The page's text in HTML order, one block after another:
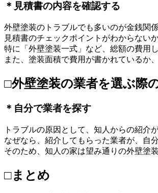
＊見積書の内容を確認する
外壁塗装のトラブルでも多いのが金銭関係
見積書のチェックポイントがわからない
特に「外壁塗装一式」など、総額の費用
また、塗装面積で費用が書かれているか
□外壁塗装の業者を選ぶ際
＊自分で業者を探す
トラブルの原因として、知人からの紹介
なぜなら、紹介してもらった業者が、自
そのため、知人の家は望み通りの外壁塗
□まとめ